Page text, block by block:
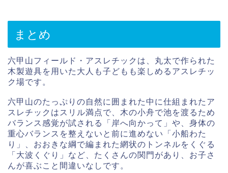
まとめ
六甲山フィールド・アスレチックは、丸太で作られた
木製遊具を用いた大人も子どもも楽しめるアスレチッ
ク場です。
六甲山のたっぷりの自然に囲まれた中に仕組まれたア
スレチックはスリル満点で、木の小舟で池を渡るため
バランス感覚が試される「岸へ向かって」や、身体の
重心バランスを整えないと前に進めない「小船わた
り」、おおきな綱で編まれた網状のトンネルをくぐる
「大波くぐり」など、たくさんの関門があり、お子さ
んが喜ぶこと間違いなしです。